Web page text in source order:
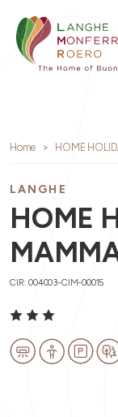
Home HOME
LANGHE
HOME
CIR: 004003-CIM-00015